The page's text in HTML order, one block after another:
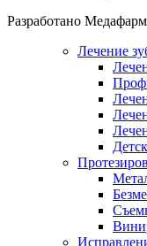
Разработано
Лечение